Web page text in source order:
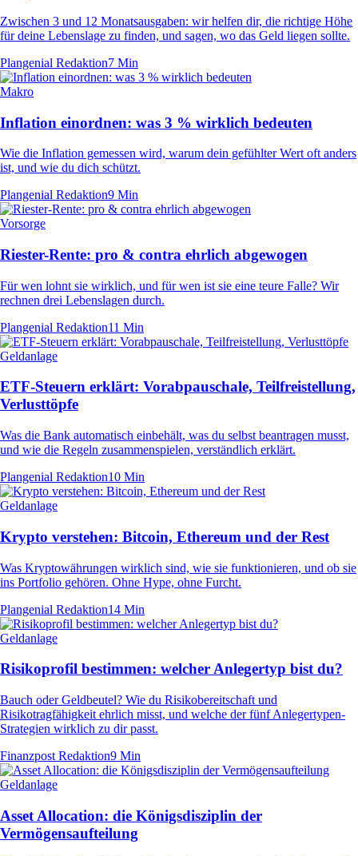
Zwischen 3 und 12 Monatsausgaben: wir helfen dir, die richtige Höhe
für deine Lebenslage zu finden, und sagen, wo das Geld liegen sollte.
Plangenial Redaktion7 Min
Makro
Inflation einordnen: was 3 % wirklich bedeuten
Wie die Inflation gemessen wird, warum dein gefühlter Wert oft anders
ist, und wie du dich schützt.
Plangenial Redaktion9 Min
Vorsorge
Riester-Rente: pro & contra ehrlich abgewogen
Für wen lohnt sie wirklich, und für wen ist sie eine teure Falle? Wir
rechnen drei Lebenslagen durch.
Plangenial Redaktion11 Min
Geldanlage
ETF-Steuern erklärt: Vorabpauschale, Teilfreistellung,
Verlust­töpfe
Was die Bank automatisch einbehält, was du selbst beantragen musst,
und wie die Regeln zusammenspielen, verständlich erklärt.
Plangenial Redaktion10 Min
Geldanlage
Krypto verstehen: Bitcoin, Ethereum und der Rest
Was Kryptowährungen wirklich sind, wie sie funktionieren, und ob sie
ins Portfolio gehören. Ohne Hype, ohne Furcht.
Plangenial Redaktion14 Min
Geldanlage
Risikoprofil bestimmen: welcher Anlegertyp bist du?
Bauch oder Geldbeutel? Wie du Risikobereitschaft und
Risikotragfähigkeit ehrlich misst, und welche der fünf Anlegertypen-
Strategien wirklich zu dir passt.
Finanzpost Redaktion9 Min
Geldanlage
Asset Allocation: die Königsdisziplin der
Vermögensaufteilung